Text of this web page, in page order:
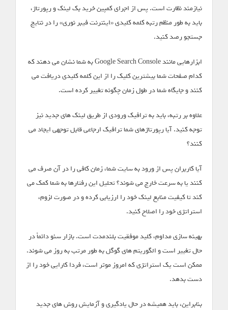
نیازمند نظارت است. پس از اجرای کمپین خرید بک لینک و رپورتاژ،
باید به طور منظم رتبه کلمه کلیدی «اینترنت فیبر نوری» را در نتایج
جستجو رصد کنید.
ابزارهایی مانند Google Search Console به شما نشان می دهند که
کدام صفحات شما بیشترین کلیک را از این کلمه کلیدی دریافت می
کنند و جایگاه شما در طول زمان چگونه تغییر کرده است.
علاوه بر رتبه، باید به ترافیک ورودی از طریق لینک های جدید نیز
توجه کنید. آیا رپورتاژهای شما ترافیک ارجاعی قابل توجهی ایجاد می
کنند؟
آیا کاربران پس از ورود به سایت شما، زمان کافی را در آن صرف می
کنند یا به سرعت خارج می شوند؟ تحلیل این رفتارها به شما کمک می
کند تا کیفیت منابع لینک خود را ارزیابی کرده و در صورت لزوم،
استراتژی خود را اصلاح کنید.
بهینه سازی مداوم، کلید موفقیت بلندمدت است. بازار سئو دائماً در
حال تغییر است و الگوریتم های گوگل به طور مرتب به روز می شوند.
ممکن است یک استراتژی که امروز موثر است، فردا کارایی خود را از
دست بدهد.
بنابراین، باید همیشه در حال یادگیری و آزمایش روش های جدید